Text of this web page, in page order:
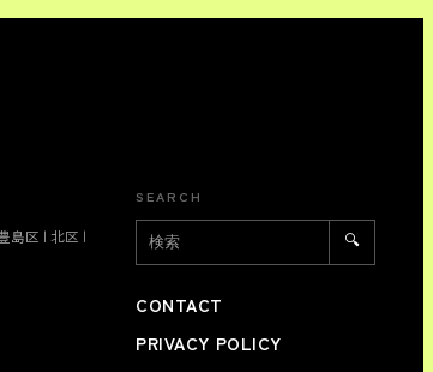
島区 | 北区 |
SEARCH
🔍
CONTACT
PRIVACY POLICY